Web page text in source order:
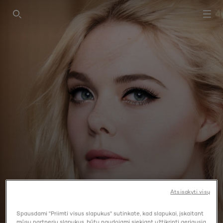
SEARCH THIS SITE
AKIŲ PIEŠTUKAS
Spausdami "Priimti visus slapukus" sutinkate, kad slapukai, įskaitant
Atsisakyti visų